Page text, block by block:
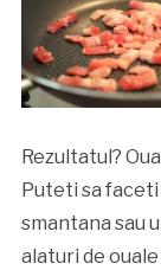
Rezultatul?
Puteti sa faceti
smantana sau
alaturi de